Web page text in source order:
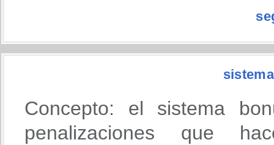
Concepto: el sistema
penalizaciones que